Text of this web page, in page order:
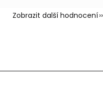
Zobrazit další hodnocení